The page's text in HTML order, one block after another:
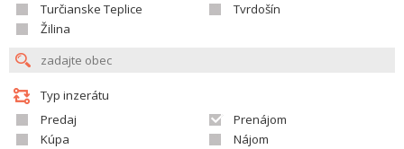
Turčianske Teplice
Tvrdošín
Žilina
Typ inzerátu
Predaj
Prenájom
Kúpa
Nájom